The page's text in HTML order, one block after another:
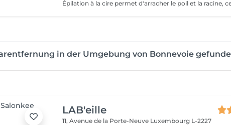
in der Umgebung von Bonnevoie
LAB'eille
11, Avenue de la Porte-Neuve Luxembourg L-2227